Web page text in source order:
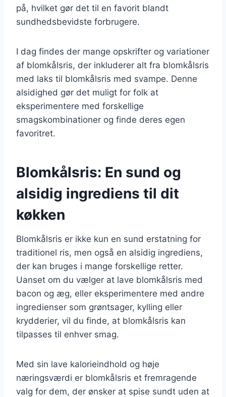
på, hvilket gør det til en favorit blandt
sundhedsbevidste forbrugere.
I dag findes der mange opskrifter og variationer
af blomkålsris, der inkluderer alt fra blomkålsris
med laks til blomkålsris med svampe. Denne
alsidighed gør det muligt for folk at
eksperimentere med forskellige
smagskombinationer og finde deres egen
favoritret.
Blomkålsris: En sund og
alsidig ingrediens til dit
køkken
Blomkålsris er ikke kun en sund erstatning for
traditionel ris, men også en alsidig ingrediens,
der kan bruges i mange forskellige retter.
Uanset om du vælger at lave blomkålsris med
bacon og æg, eller eksperimentere med andre
ingredienser som grøntsager, kylling eller
krydderier, vil du finde, at blomkålsris kan
tilpasses til enhver smag.
Med sin lave kalorieindhold og høje
næringsværdi er blomkålsris et fremragende
valg for dem, der ønsker at spise sundt uden at